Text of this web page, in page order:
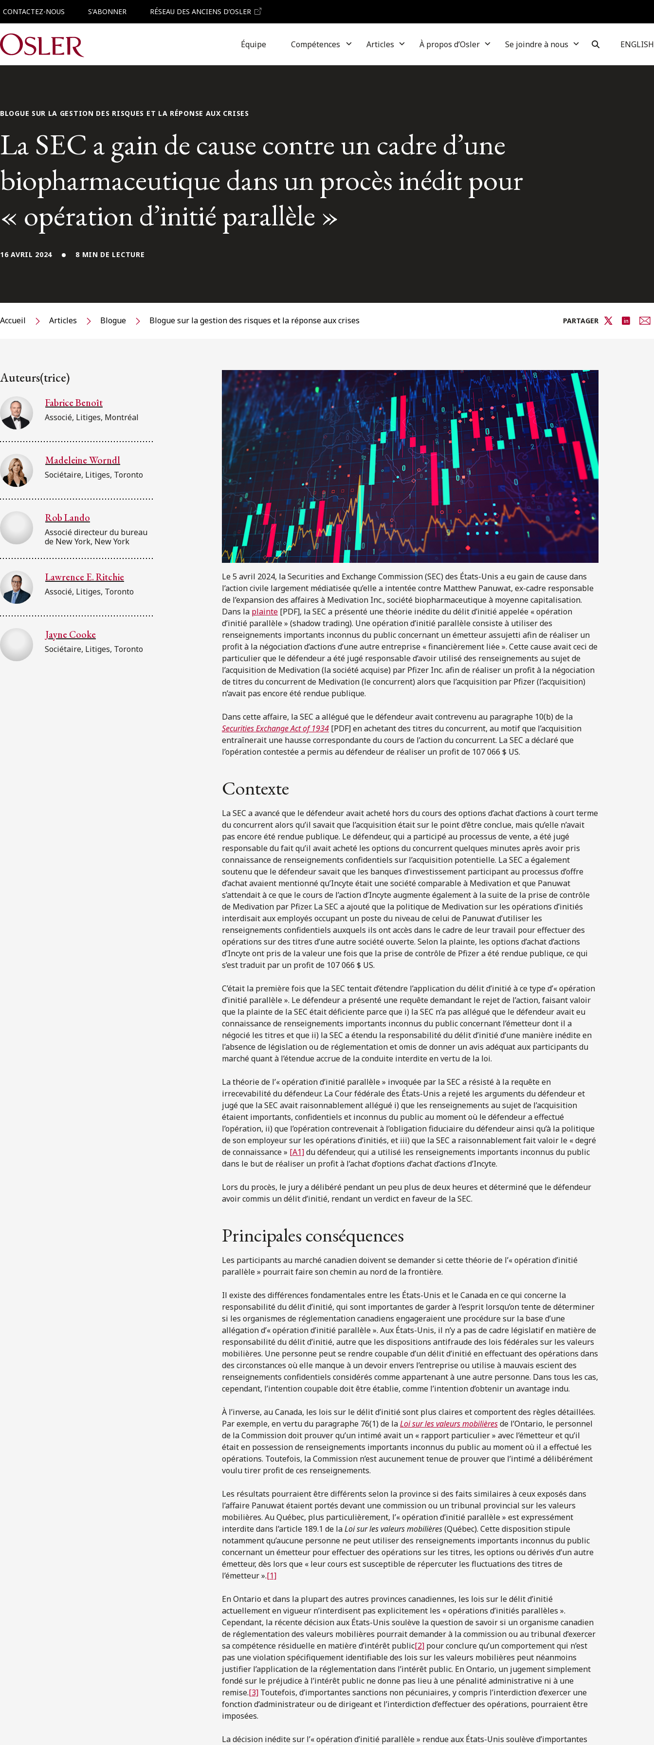
CONTACTEZ-NOUS S'ABONNER RÉSEAU DES ANCIENS D’OSLER
Main Navigation Équipe Compétences Articles À propos d’Osler Se joindre à nous ENGLISH
BLOGUE SUR LA GESTION DES RISQUES ET LA RÉPONSE AUX CRISES
La SEC a gain de cause contre un cadre d’une
biopharmaceutique dans un procès inédit pour
« opération d’initié parallèle »
16 AVRIL 2024 8 MIN DE LECTURE
Accueil Articles Blogue Blogue sur la gestion des risques et la réponse aux crises PARTAGER
Auteurs(trice)
Fabrice Benoît
Associé, Litiges, Montréal
Madeleine Worndl
Sociétaire, Litiges, Toronto
Rob Lando
Associé directeur du bureau
de New York, New York
Lawrence E. Ritchie
Associé, Litiges, Toronto
Jayne Cooke
Sociétaire, Litiges, Toronto
Le 5 avril 2024, la Securities and Exchange Commission (SEC) des États-Unis a eu gain de cause dans
l’action civile largement médiatisée qu’elle a intentée contre Matthew Panuwat, ex-cadre responsable
de l’expansion des affaires à Medivation Inc., société biopharmaceutique à moyenne capitalisation.
Dans la plainte [PDF], la SEC a présenté une théorie inédite du délit d’initié appelée « opération
d’initié parallèle » (shadow trading). Une opération d’initié parallèle consiste à utiliser des
renseignements importants inconnus du public concernant un émetteur assujetti afin de réaliser un
profit à la négociation d’actions d’une autre entreprise « financièrement liée ». Cette cause avait ceci de
particulier que le défendeur a été jugé responsable d’avoir utilisé des renseignements au sujet de
l’acquisition de Medivation (la société acquise) par Pfizer Inc. afin de réaliser un profit à la négociation
de titres du concurrent de Medivation (le concurrent) alors que l’acquisition par Pfizer (l’acquisition)
n’avait pas encore été rendue publique.
Dans cette affaire, la SEC a allégué que le défendeur avait contrevenu au paragraphe 10(b) de la
Securities Exchange Act of 1934 [PDF] en achetant des titres du concurrent, au motif que l’acquisition
entraînerait une hausse correspondante du cours de l’action du concurrent. La SEC a déclaré que
l’opération contestée a permis au défendeur de réaliser un profit de 107 066 $ US.
Contexte
La SEC a avancé que le défendeur avait acheté hors du cours des options d’achat d’actions à court terme
du concurrent alors qu’il savait que l’acquisition était sur le point d’être conclue, mais qu’elle n’avait
pas encore été rendue publique. Le défendeur, qui a participé au processus de vente, a été jugé
responsable du fait qu’il avait acheté les options du concurrent quelques minutes après avoir pris
connaissance de renseignements confidentiels sur l’acquisition potentielle. La SEC a également
soutenu que le défendeur savait que les banques d’investissement participant au processus d’offre
d’achat avaient mentionné qu’Incyte était une société comparable à Medivation et que Panuwat
s’attendait à ce que le cours de l’action d’Incyte augmente également à la suite de la prise de contrôle
de Medivation par Pfizer. La SEC a ajouté que la politique de Medivation sur les opérations d’initiés
interdisait aux employés occupant un poste du niveau de celui de Panuwat d’utiliser les
renseignements confidentiels auxquels ils ont accès dans le cadre de leur travail pour effectuer des
opérations sur des titres d’une autre société ouverte. Selon la plainte, les options d’achat d’actions
d’Incyte ont pris de la valeur une fois que la prise de contrôle de Pfizer a été rendue publique, ce qui
s’est traduit par un profit de 107 066 $ US.
C’était la première fois que la SEC tentait d’étendre l’application du délit d’initié à ce type d’« opération
d’initié parallèle ». Le défendeur a présenté une requête demandant le rejet de l’action, faisant valoir
que la plainte de la SEC était déficiente parce que i) la SEC n’a pas allégué que le défendeur avait eu
connaissance de renseignements importants inconnus du public concernant l’émetteur dont il a
négocié les titres et que ii) la SEC a étendu la responsabilité du délit d’initié d’une manière inédite en
l’absence de législation ou de réglementation et omis de donner un avis adéquat aux participants du
marché quant à l’étendue accrue de la conduite interdite en vertu de la loi.
La théorie de l’« opération d’initié parallèle » invoquée par la SEC a résisté à la requête en
irrecevabilité du défendeur. La Cour fédérale des États-Unis a rejeté les arguments du défendeur et
jugé que la SEC avait raisonnablement allégué i) que les renseignements au sujet de l’acquisition
étaient importants, confidentiels et inconnus du public au moment où le défendeur a effectué
l’opération, ii) que l’opération contrevenait à l’obligation fiduciaire du défendeur ainsi qu’à la politique
de son employeur sur les opérations d’initiés, et iii) que la SEC a raisonnablement fait valoir le « degré
de connaissance » [A1]du défendeur, qui a utilisé les renseignements importants inconnus du public
dans le but de réaliser un profit à l’achat d’options d’achat d’actions d’Incyte.
Lors du procès, le jury a délibéré pendant un peu plus de deux heures et déterminé que le défendeur
avoir commis un délit d’initié, rendant un verdict en faveur de la SEC.
Principales conséquences
Les participants au marché canadien doivent se demander si cette théorie de l’« opération d’initié
parallèle » pourrait faire son chemin au nord de la frontière.
Il existe des différences fondamentales entre les États-Unis et le Canada en ce qui concerne la
responsabilité du délit d’initié, qui sont importantes de garder à l’esprit lorsqu’on tente de déterminer
si les organismes de réglementation canadiens engageraient une procédure sur la base d’une
allégation d’« opération d’initié parallèle ». Aux États-Unis, il n’y a pas de cadre législatif en matière de
responsabilité du délit d’initié, autre que les dispositions antifraude des lois fédérales sur les valeurs
mobilières. Une personne peut se rendre coupable d’un délit d’initié en effectuant des opérations dans
des circonstances où elle manque à un devoir envers l’entreprise ou utilise à mauvais escient des
renseignements confidentiels considérés comme appartenant à une autre personne. Dans tous les cas,
cependant, l’intention coupable doit être établie, comme l’intention d’obtenir un avantage indu.
À l’inverse, au Canada, les lois sur le délit d’initié sont plus claires et comportent des règles détaillées.
Par exemple, en vertu du paragraphe 76(1) de laLoi sur les valeurs mobilièresde l’Ontario, le personnel
de la Commission doit prouver qu’un intimé avait un « rapport particulier » avec l’émetteur et qu’il
était en possession de renseignements importants inconnus du public au moment où il a effectué les
opérations. Toutefois, la Commission n’est aucunement tenue de prouver que l’intimé a délibérément
voulu tirer profit de ces renseignements.
Les résultats pourraient être différents selon la province si des faits similaires à ceux exposés dans
l’affaire Panuwat étaient portés devant une commission ou un tribunal provincial sur les valeurs
mobilières. Au Québec, plus particulièrement, l’« opération d’initié parallèle » est expressément
interdite dans l’article 189.1 de laLoi sur les valeurs mobilières(Québec). Cette disposition stipule
notamment qu’aucune personne ne peut utiliser des renseignements importants inconnus du public
concernant un émetteur pour effectuer des opérations sur les titres, les options ou dérivés d’un autre
émetteur, dès lors que « leur cours est susceptible de répercuter les fluctuations des titres de
l’émetteur ».[1]
En Ontario et dans la plupart des autres provinces canadiennes, les lois sur le délit d’initié
actuellement en vigueur n’interdisent pas explicitement les « opérations d’initiés parallèles ».
Cependant, la récente décision aux États-Unis soulève la question de savoir si un organisme canadien
de réglementation des valeurs mobilières pourrait demander à la commission ou au tribunal d’exercer
sa compétence résiduelle en matière d’intérêt public[2] pour conclure qu’un comportement qui n’est
pas une violation spécifiquement identifiable des lois sur les valeurs mobilières peut néanmoins
justifier l’application de la réglementation dans l’intérêt public. En Ontario, un jugement simplement
fondé sur le préjudice à l’intérêt public ne donne pas lieu à une pénalité administrative ni à une
remise.[3] Toutefois, d’importantes sanctions non pécuniaires, y compris l’interdiction d’exercer une
fonction d’administrateur ou de dirigeant et l’interdiction d’effectuer des opérations, pourraient être
imposées.
La décision inédite sur l’« opération d’initié parallèle » rendue aux États-Unis soulève d’importantes